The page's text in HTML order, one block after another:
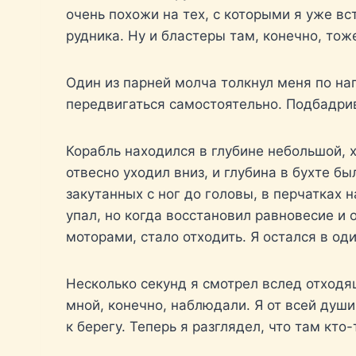
очень похожи на тех, с которыми я уже
рудника. Ну и бластеры там, конечно,
Один из парней молча толкнул меня по
передвигаться самостоятельно.
Корабль находился в глубине
отвесно уходил вниз, и глубина в бухте
закутанных с ног до головы, в
упал, но когда восстановил равновесие
моторами, стало отходить. Я остался в
Несколько секунд я смотрел вслед
мной, конечно, наблюдали. Я от всей
к берегу. Теперь я разглядел, что там